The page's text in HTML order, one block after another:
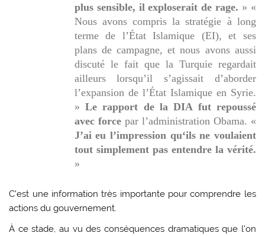
plus sensible, il exploserait de rage. » «
Nous avons compris la stratégie à long
terme de l’État Islamique (EI), et ses
plans de campagne, et nous avons aussi
discuté le fait que la Turquie regardait
ailleurs lorsqu’il s’agissait d’aborder
l’expansion de l’État Islamique en Syrie.
»Le rapport de la DIA fut repoussé
avec forcepar l’administration Obama. «
J’ai eu l’impression qu‘ils ne voulaient
tout simplement pas entendre la vérité.
»
C’est une information très importante pour comprendre les
actions du gouvernement.
À ce stade, au vu des conséquences dramatiques que l’on